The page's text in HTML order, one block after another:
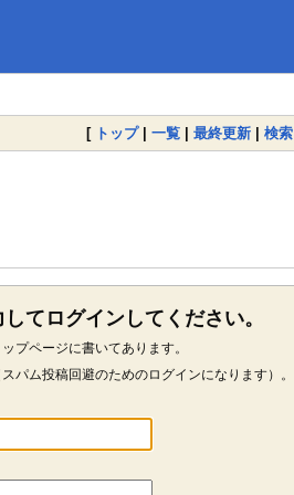
[ トップ| 一覧 | 最終更新 | 検索
てログインしてください。
プページに書いてあります。
パム投稿回避のためのログインになります）。